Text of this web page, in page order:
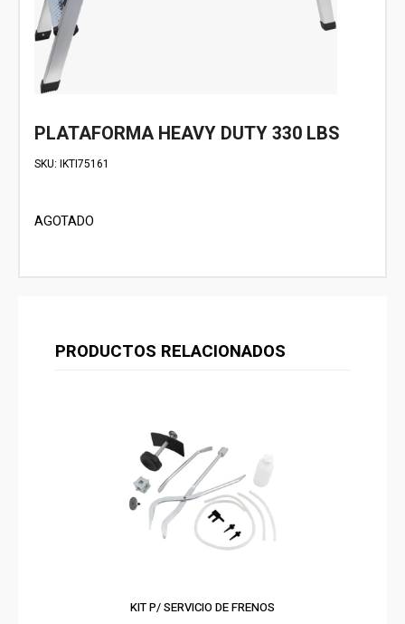
PLATAFORMA HEAVY DUTY 330 LBS
SKU: IKTI75161
AGOTADO
PRODUCTOS RELACIONADOS
KIT P/ SERVICIO DE FRENOS